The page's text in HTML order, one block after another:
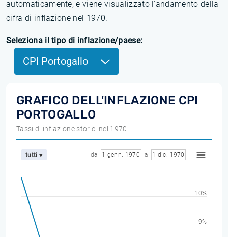
automaticamente, e viene visualizzato l'andamento della
cifra di inflazione nel 1970.
Seleziona il tipo di inflazione/paese:
CPI Portogallo
GRAFICO DELL'INFLAZIONE CPI
PORTOGALLO
Tassi di inflazione storici nel 1970
tutti ▾ da 1 genn. 1970 a 1 dic. 1970
9%
10%